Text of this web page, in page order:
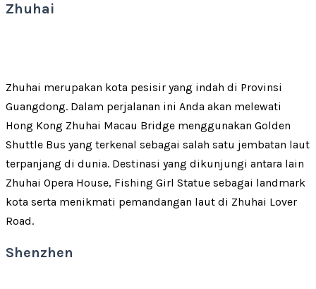
Zhuhai
Zhuhai merupakan kota pesisir yang indah di Provinsi
Guangdong. Dalam perjalanan ini Anda akan melewati
Hong Kong Zhuhai Macau Bridge menggunakan Golden
Shuttle Bus yang terkenal sebagai salah satu jembatan laut
terpanjang di dunia. Destinasi yang dikunjungi antara lain
Zhuhai Opera House, Fishing Girl Statue sebagai landmark
kota serta menikmati pemandangan laut di Zhuhai Lover
Road.
Shenzhen